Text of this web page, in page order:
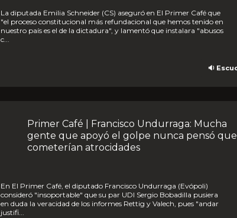
La diputada Emilia Schneider (CS) aseguró en El Primer Café que
"el proceso constitucional más refundacional que hemos tenido en
nuestro país es el de la dictadura", y lamentó que instalara "abusos
c...
🔉
Primer Café | Francisco Undurraga: Mucha
gente que apoyó el golpe nunca pensó que
cometerían atrocidades
En El Primer Café, el diputado Francisco Undurraga (Evópoli)
consideró "insoportable" que su par UDI Sergio Bobadilla pusiera
en duda la veracidad de los informes Rettig y Valech, pues "andar
justifi...